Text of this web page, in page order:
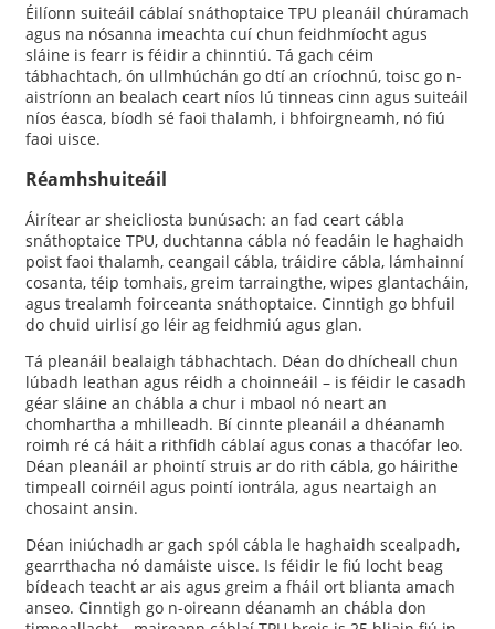
Éilíonn suiteáil cáblaí snáthoptaice TPU pleanáil chúramach
agus na nósanna imeachta cuí chun feidhmíocht agus
sláine is fearr is féidir a chinntiú. Tá gach céim
tábhachtach, ón ullmhúchán go dtí an críochnú, toisc go n-
aistríonn an bealach ceart níos lú tinneas cinn agus suiteáil
níos éasca, bíodh sé faoi thalamh, i bhfoirgneamh, nó fiú
faoi uisce.
Réamhshuiteáil
Áirítear ar sheicliosta bunúsach: an fad ceart cábla
snáthoptaice TPU, duchtanna cábla nó feadáin le haghaidh
poist faoi thalamh, ceangail cábla, tráidire cábla, lámhainní
cosanta, téip tomhais, greim tarraingthe, wipes glantacháin,
agus trealamh foirceanta snáthoptaice. Cinntigh go bhfuil
do chuid uirlisí go léir ag feidhmiú agus glan.
Tá pleanáil bealaigh tábhachtach. Déan do dhícheall chun
lúbadh leathan agus réidh a choinneáil – is féidir le casadh
géar sláine an chábla a chur i mbaol nó neart an
chomhartha a mhilleadh. Bí cinnte pleanáil a dhéanamh
roimh ré cá háit a rithfidh cáblaí agus conas a thacófar leo.
Déan pleanáil ar phointí struis ar do rith cábla, go háirithe
timpeall coirnéil agus pointí iontrála, agus neartaigh an
chosaint ansin.
Déan iniúchadh ar gach spól cábla le haghaidh scealpadh,
gearrthacha nó damáiste uisce. Is féidir le fiú locht beag
bídeach teacht ar ais agus greim a fháil ort blianta amach
anseo. Cinntigh go n-oireann déanamh an chábla don